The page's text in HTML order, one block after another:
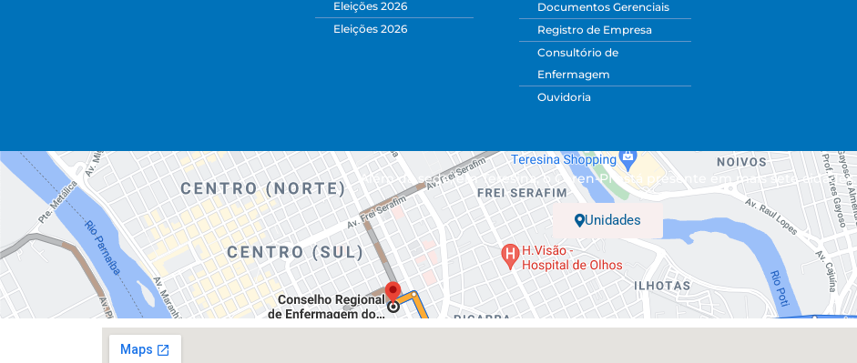
Eleições 2026
Eleições 2026
Documentos Gerenciais
Registro de Empresa
Consultório de
Enfermagem
Ouvidoria
Além da sede, em Teresina, o Coren-PI está presente em mais sete cidades.
Unidades